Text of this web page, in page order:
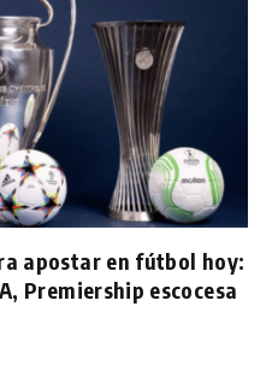
apostar en fútbol hoy:
Premiership escocesa